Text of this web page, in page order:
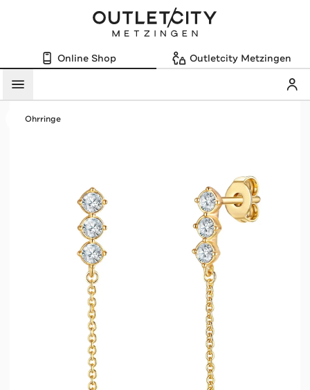
Online Shop Outletcity Metzingen
Menü
Ohrringe